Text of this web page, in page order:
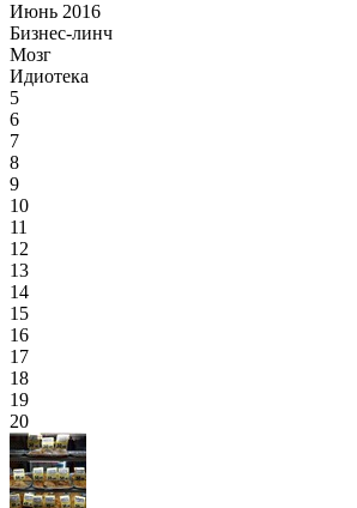
Июнь 2016
Бизнес-линч
Мозг
Идиотека
5
6
7
8
9
10
11
12
13
14
15
16
17
18
19
20